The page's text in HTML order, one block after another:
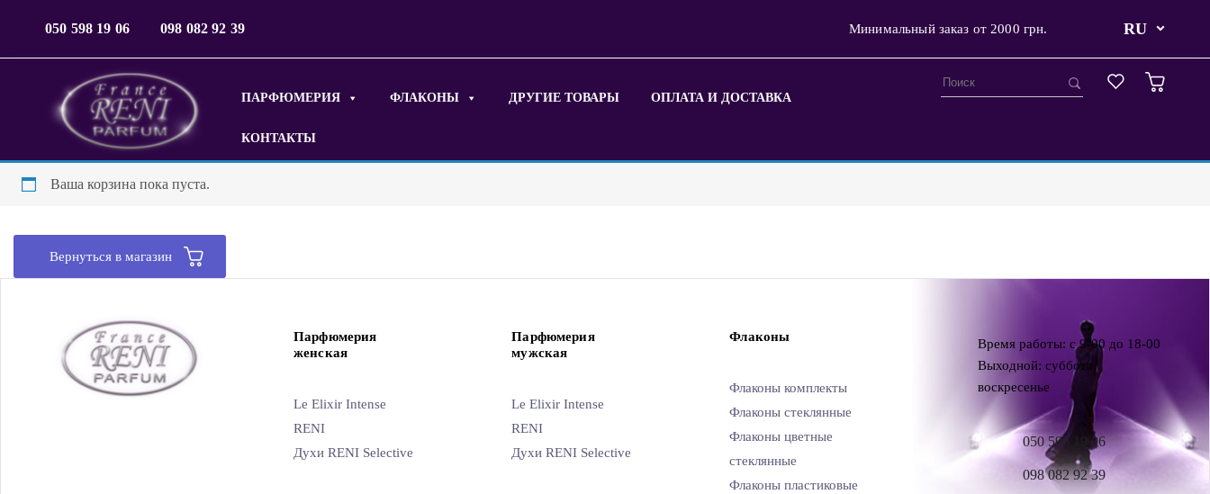
050 598 19 06 098 082 92 39 Минимальный заказ от 2000 грн. RU
ПАРФЮМЕРИЯ ФЛАКОНЫ ДРУГИЕ ТОВАРЫ ОПЛАТА И ДОСТАВКА
КОНТАКТЫ
Ваша корзина пока пуста.
Вернуться в магазин
Парфюмерия
женская
Le Elixir Intense
RENI
Духи RENI Selective
Парфюмерия
мужская
Le Elixir Intense
RENI
Духи RENI Selective
Флаконы
Флаконы комплекты
Флаконы стеклянные
Флаконы цветные
стеклянные
Флаконы пластиковые
Время работы: с 9-00 до 18-00
Выходной: суббота,
воскресенье
050 598 19 06
098 082 92 39